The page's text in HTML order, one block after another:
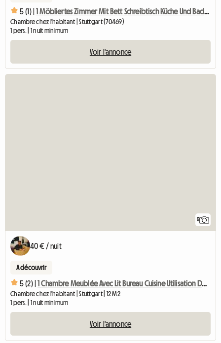
5 (1) | 1 Möbliertes Zimmer Mit Bett Schreibtisch Küche Und Badben
Chambre chez l'habitant | Stuttgart (70469)
1 pers. | 1 nuit minimum
Voir l'annonce
5
40 € / nuit
A découvrir
5 (2) | 1 Chambre Meublée Avec Lit Bureau Cuisine Utilisation De La Salle De Bain
Chambre chez l'habitant | Stuttgart | 12 M2
1 pers. | 1 nuit minimum
Voir l'annonce